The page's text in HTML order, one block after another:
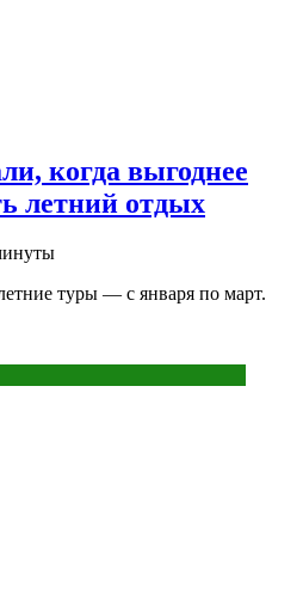
когда выгоднее
летний отдых
туры — с января по март.